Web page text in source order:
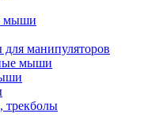
мыши
для манипуляторов
мыши
трекболы